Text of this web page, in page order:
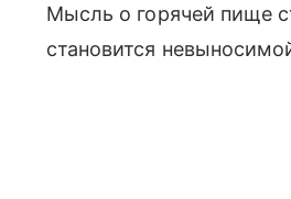
Мысль о горячей пище
становится